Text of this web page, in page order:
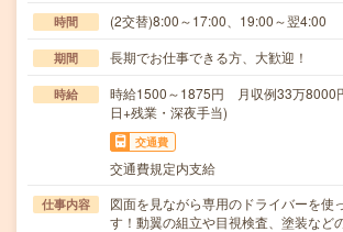
時間 (2交替)8:00～17:00、19:00～翌4:00
期間 長期でお仕事できる方、大歓迎！
時給
時給1500～1875円 月収例33万8000
日+残業・深夜手当)
交通費
交通費規定内支給
仕事内容
図面を見ながら専用のドライバーを使
す！動翼の組立や目視検査、塗装など